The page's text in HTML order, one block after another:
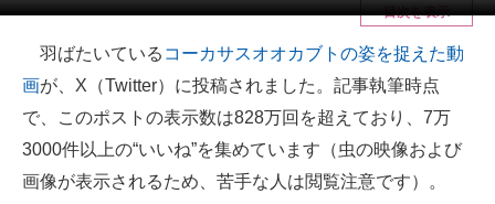
注目記事を集めた総合ページ
ITの今と未来を見通す
スマホと通信の最新トレンド
進化するPCとデバイスの未来
目次を表示
羽ばたいている コーカサスオオカブトの姿を捉えた動
画が、X（Twitter）に投稿されました。記事執筆時点
で、このポストの表示数は828万回を超えており、7万
3000件以上の“いいね”を集めています（虫の映像および
画像が表示されるため、苦手な人は閲覧注意です）。